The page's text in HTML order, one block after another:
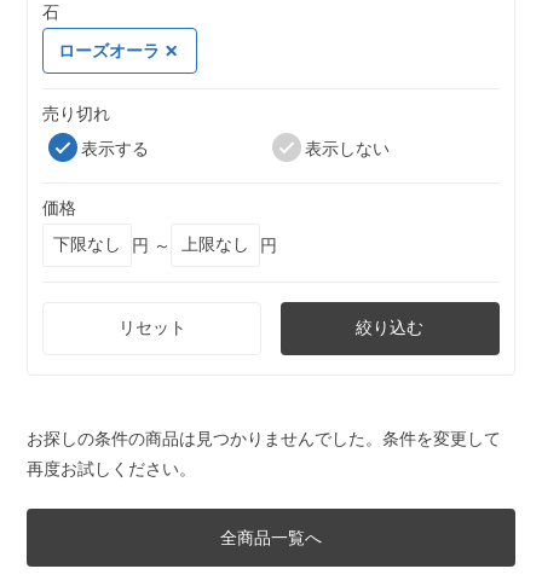
石
ローズオーラ
売り切れ
表示する
表示しない
価格
円 ～
円
リセット 絞り込む
お探しの条件の商品は見つかりませんでした。条件を変更して
再度お試しください。
全商品一覧へ